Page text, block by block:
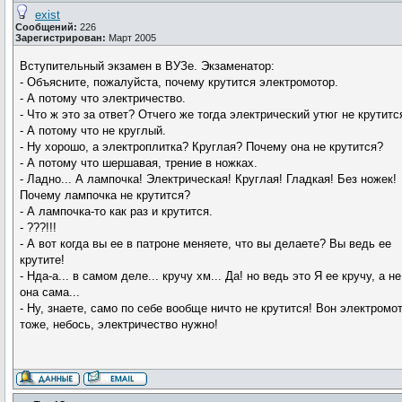
exist
Сообщений: 226
Зарегистрирован: Март 2005
Вступительный экзамен в ВУЗе. Экзаменатор:
- Объясните, пожалуйста, почему крутится электромотор.
- А потому что электричество.
- Что ж это за ответ? Отчего же тогда электрический утюг не
- А потому что не круглый.
- Ну хорошо, а электроплитка? Круглая? Почему она не крутится?
- А потому что шершавая, трение в ножках.
- Ладно... А лампочка! Электрическая! Круглая! Гладкая! Без ножек!
Почему лампочка не крутится?
- А лампочка-то как раз и крутится.
- ???!!!
- А вот когда вы ее в патроне меняете, что вы делаете? Вы ведь ее
крутите!
- Нда-а... в самом деле... кручу хм... Да! но ведь это Я ее кручу, а не
она сама...
- Ну, знаете, само по себе вообще ничто не крутится! Вон
тоже, небось, электричество нужно!